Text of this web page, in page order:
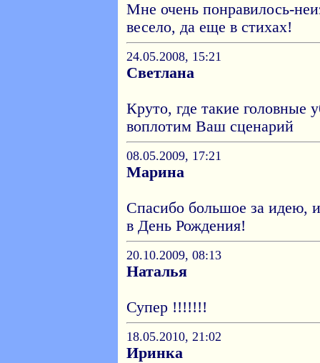
Мне очень понравилось-
весело, да еще в стихах!
24.05.2008, 15:21
Светлана
Круто, где такие головные
воплотим Ваш сценарий
08.05.2009, 17:21
Марина
Спасибо большое за идею,
в День Рождения!
20.10.2009, 08:13
Наталья
Супер !!!!!!!
18.05.2010, 21:02
Иринка